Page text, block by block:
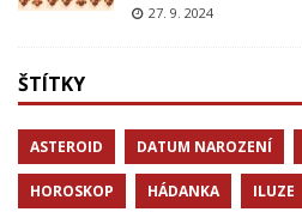
27. 9. 2024
ŠTÍTKY
ASTEROID DATUM NAROZENÍ
HOROSKOP HÁDANKA ILUZE